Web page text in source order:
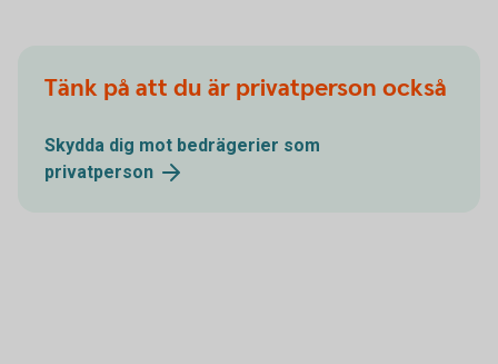
Tänk på att du är privatperson också
Skydda dig mot bedrägerier som
privatperson